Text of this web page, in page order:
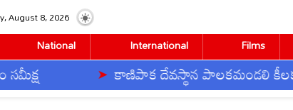
August 8, 2026
National International Films
కాణిపాక దేవస్థాన పాలకమండలి కీలక
#DurgaTemple #Vijayawada #AndhraPradesh #Infrastructure